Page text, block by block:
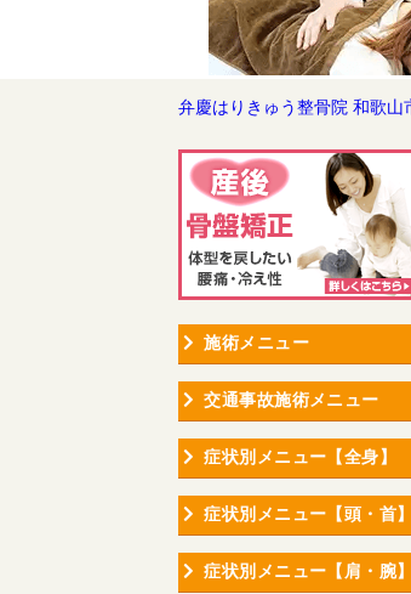
弁慶はりきゅう整骨院 和歌山
施術メニュー
交通事故施術メニュー
症状別メニュー【全身】
症状別メニュー【頭・首】
症状別メニュー【肩・腕】